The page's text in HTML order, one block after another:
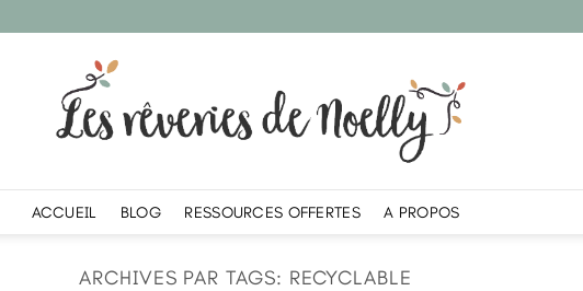
ACCUEIL BLOG RESSOURCES OFFERTES A PROPOS
ARCHIVES PAR TAGS: RECYCLABLE